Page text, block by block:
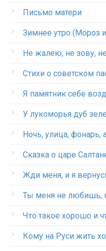
Письмо матери
Зимнее утро (Мороз
Не жалею, не зову,
Стихи о советском
Я памятник себе
У лукоморья дуб
Ночь, улица, фонарь,
Сказка о царе
Жди меня, и я
Ты меня не любишь,
Что такое хорошо и
Кому на Руси жить